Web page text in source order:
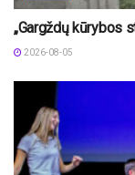
„Gargždų kūrybos
2026-08-05